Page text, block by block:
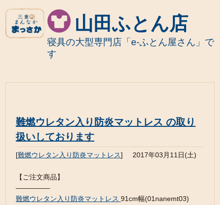
山田ふとん店
寝具の大型専門店「e-ふとん屋さん」で
す
難燃ウレタン入り防炎マットレス の取り
扱いしております
[難燃ウレタン入り防炎マットレス] 2017年03月11日(土)
【ご注文商品】
—————
難燃ウレタン入り防炎マットレス91cm幅(01nanemt03)